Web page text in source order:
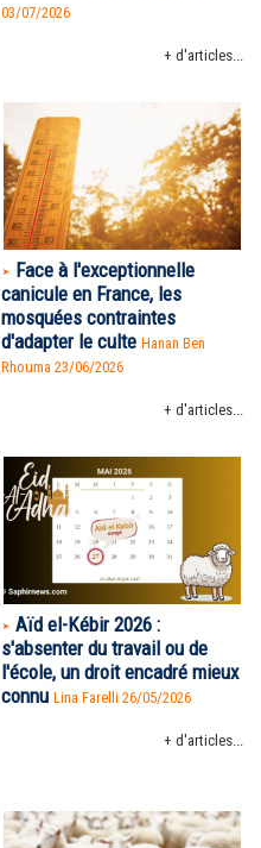
03/07/2026
+ d'articles...
Face à l'exceptionnelle
canicule en France, les
mosquées contraintes
d'adapter le culte Hanan Ben
Rhouma 23/06/2026
+ d'articles...
Aïd el-Kébir 2026 :
s'absenter du travail ou de
l'école, un droit encadré mieux
connu Lina Farelli 26/05/2026
+ d'articles...